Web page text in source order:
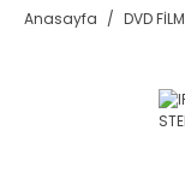
Anasayfa DVD FİLM